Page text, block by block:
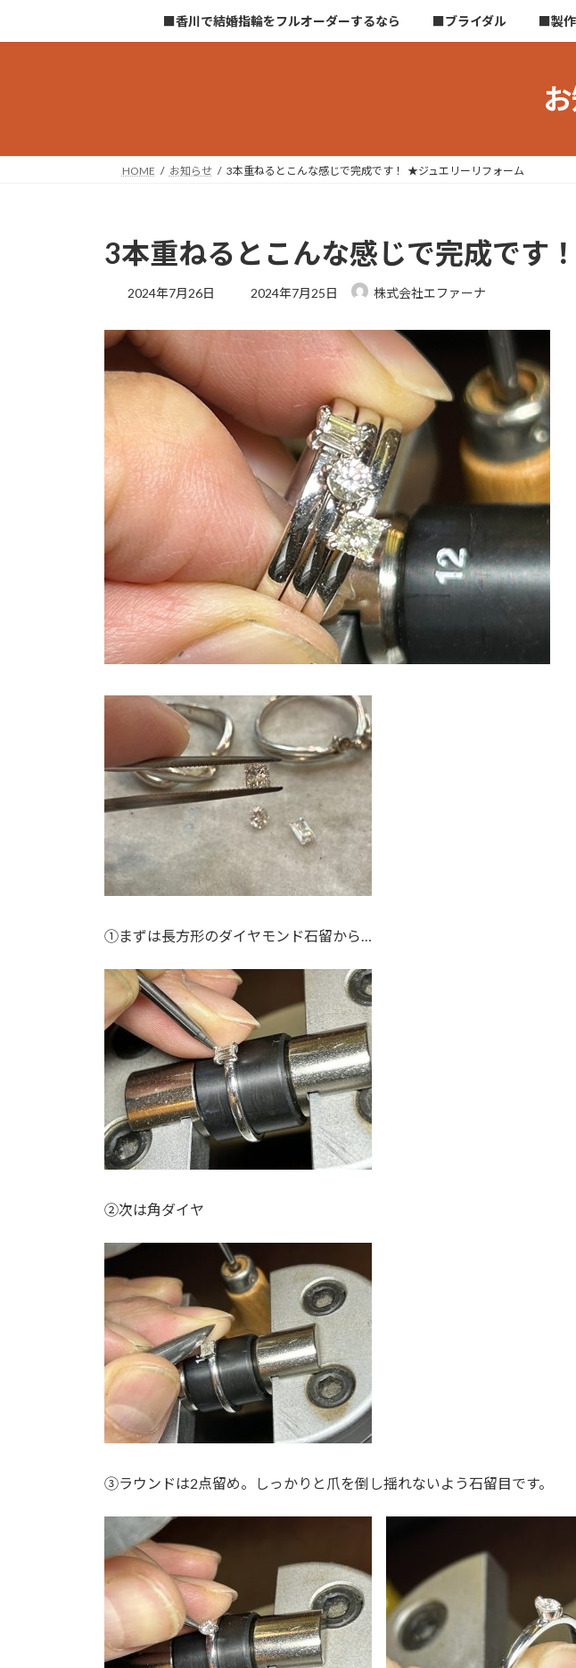
キ
に
■香川で結婚指輪をフルオーダーするなら ■ブライダル ■製作
HOME お知らせ 3本重ねるとこんな感じで完成です！ ★ジュエリーリフォーム
3本重ねるとこんな感じで完成です
2024年7月26日
最
新
日
時
:
2024年7月25日 株式会社エファーナ
①まずは長方形のダイヤモンド石留から…
②次は角ダイヤ
③ラウンドは2点留め。しっかりと爪を倒し揺れないよう石留目です。